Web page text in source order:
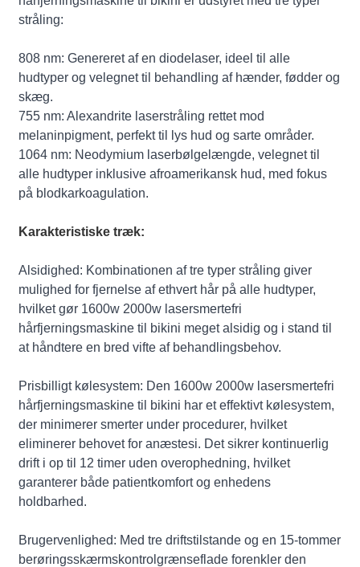
stråling:
808 nm: Genereret af en diodelaser, ideel til alle
hudtyper og velegnet til behandling af hænder, fødder og
skæg.
755 nm: Alexandrite laserstråling rettet mod
melaninpigment, perfekt til lys hud og sarte områder.
1064 nm: Neodymium laserbølgelængde, velegnet til
alle hudtyper inklusive afroamerikansk hud, med fokus
på blodkarkoagulation.
Karakteristiske træk:
Alsidighed: Kombinationen af ​​tre typer stråling giver
mulighed for fjernelse af ethvert hår på alle hudtyper,
hvilket gør 1600w 2000w lasersmertefri
hårfjerningsmaskine til bikini meget alsidig og i stand til
at håndtere en bred vifte af behandlingsbehov.
Prisbilligt kølesystem: Den 1600w 2000w lasersmertefri
hårfjerningsmaskine til bikini har et effektivt kølesystem,
der minimerer smerter under procedurer, hvilket
eliminerer behovet for anæstesi. Det sikrer kontinuerlig
drift i op til 12 timer uden overophedning, hvilket
garanterer både patientkomfort og enhedens
holdbarhed.
Brugervenlighed: Med tre driftstilstande og en 15-tommer
berøringsskærmskontrolgrænseflade forenkler den